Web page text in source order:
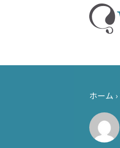
ホーム ›